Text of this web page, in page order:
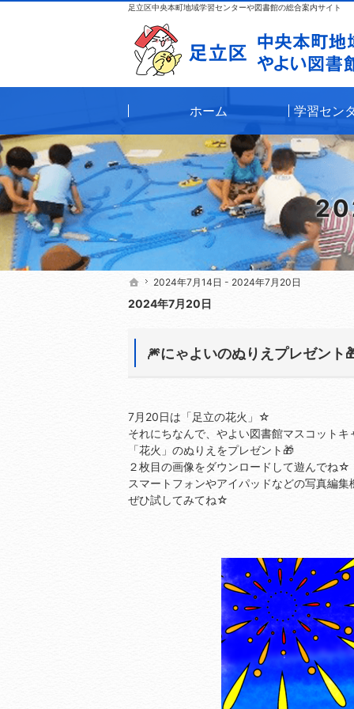
足立区中央本町地域学習センターや図書館の総合案内サイト
ホーム
2024年7月14日 - 2024年7月20日
2024年7月20日
🎆にゃよいのぬりえプレゼント
7月20日は「足立の花火」☆
それにちなんで、やよい図書館マスコット
「花火」のぬりえをプレゼント🎁
２枚目の画像をダウンロードして遊んでね☆
スマートフォンやアイパッドなどの写真編
ぜひ試してみてね☆
ホーム
2024年7月14日 - 2024年7月20日
ホーム 学習セン